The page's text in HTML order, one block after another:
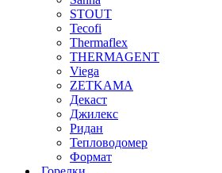
STOUT
Tecofi
Thermaflex
THERMAGENT
Viega
ZETKAMA
Декаст
Джилекс
Ридан
Тепловодомер
Формат